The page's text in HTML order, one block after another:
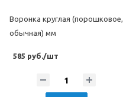
Воронка круглая (порошковое,
обычная) мм
585 руб./шт